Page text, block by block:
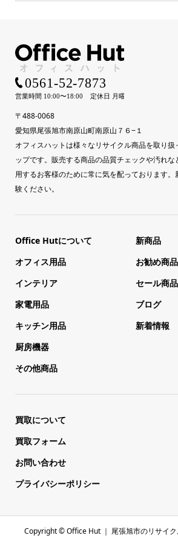
〒488-0068
愛知県尾張旭市南原山町南原山７６−１
オフィスハットは様々なリサイクル商品を取り扱
ップです。販売する商品の品質チェックや汚れ
用するお客様のために常に気を配っております
験ください。
Office Hutについて
オフィス用品
インテリア
家電用品
キッチン用品
厨房機器
その他商品
新商品
お勧め商品
セール商品
ブログ
新着情報
買取について
買取フォーム
お問い合わせ
プライバシーポリシー
Copyright ©Office Hut ｜ 尾張旭市のリサイ